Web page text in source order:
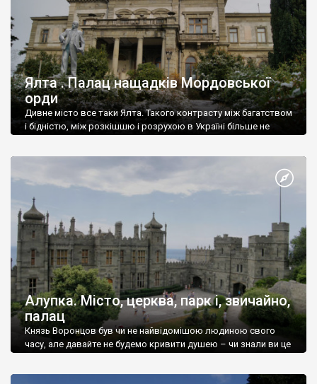
Ялта . Палац нащадків Мордовської
орди
Дивне місто все таки Ялта. Такого контрасту між багатством
і бідністю, між розкішшю і розрухою в Україні більше не
Алупка. Місто, церква, парк і, звичайно,
палац
Князь Воронцов був чи не найвідомішою людиною свого
часу, але давайте не будемо кривити душею – чи знали ви це